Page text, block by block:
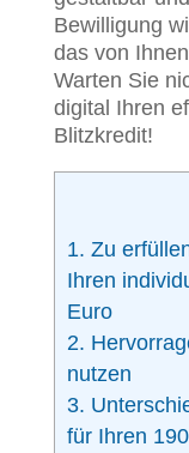
Bewilligung
das von
Warten Sie
digital Ihren
Blitzkredit!
1. Zu
Ihren
Euro
2.
nutzen
3.
für Ihren